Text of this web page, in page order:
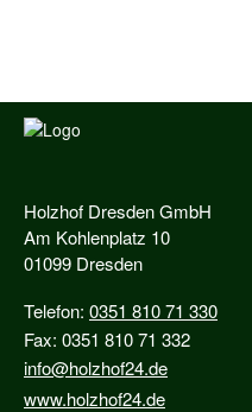
Holzhof Dresden GmbH
Am Kohlenplatz 10
01099 Dresden
Telefon: 0351 810 71 330
Fax: 0351 810 71 332
info@holzhof24.de
www.holzhof24.de